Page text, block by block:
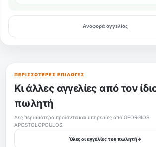
Αναφορά αγγελίας
ΠΕΡΙΣΣΌΤΕΡΕΣ ΕΠΙΛΟΓΈΣ
Κι άλλες αγγελίες από τον
πωλητή
Δες περισσότερα προϊόντα και υπηρεσίες από GEORGIOS
APOSTOLOPOULOS.
Όλες οι αγγελίες του πωλητή→